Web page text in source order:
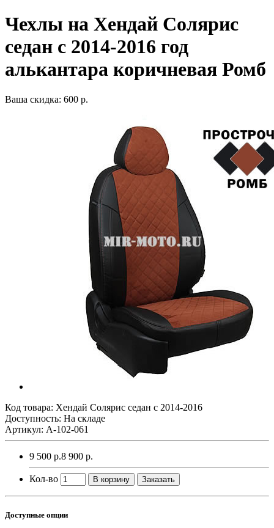
Чехлы на Хендай Солярис
седан с 2014-2016 год
алькантара коричневая Ромб
Ваша скидка: 600 р.
Код товара: Хендай Солярис седан с 2014-2016
Доступность: На складе
Артикул: A-102-061
9 500 р.8 900 р.
Кол-во В корзину Заказать
Доступные опции